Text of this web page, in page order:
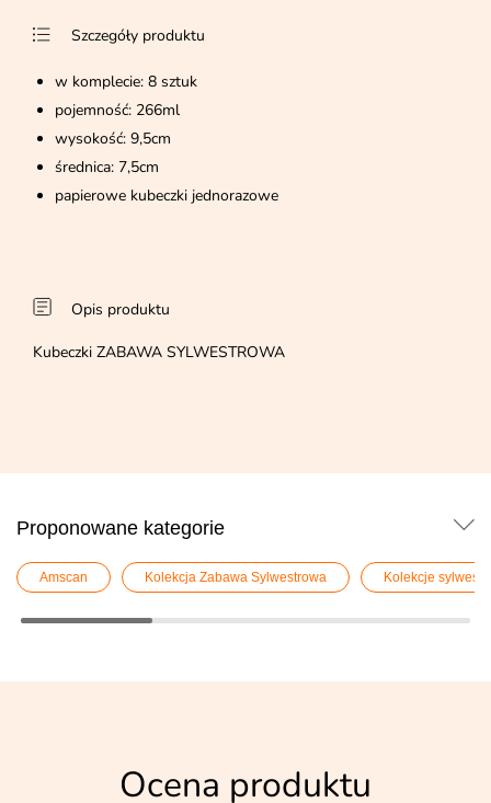
Szczegóły produktu
w komplecie: 8 sztuk
pojemność: 266ml
wysokość: 9,5cm
średnica: 7,5cm
papierowe kubeczki jednorazowe
Opis produktu
Kubeczki ZABAWA SYLWESTROWA
Proponowane kategorie
Amscan Kolekcja Zabawa Sylwestrowa Kolekcje
Ocena produktu